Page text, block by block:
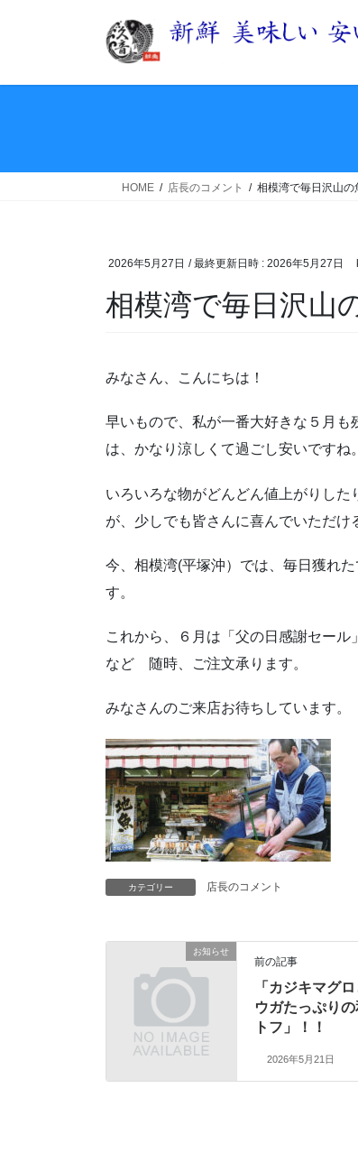
HOME 店長のコメント 相模湾で毎日沢山
2026年5月27日 / 最終更新日時 : 2026年5月27日
相模湾で毎日沢山
みなさん、こんにちは！
早いもので、私が一番大好きな５月
は、かなり涼しくて過ごし安いです
いろいろな物がどんどん値上がりし
が、少しでも皆さんに喜んでいただ
今、相模湾(平塚沖）では、毎日獲れ
す。
これから、６月は「父の日感謝セー
など 随時、ご注文承ります。
みなさんのご来店お待ちしています。
カテゴリー 店長のコメント
お知らせ
前の記事
「カジキマグ
ウガたっぷり
トフ」！！
2026年5月21日